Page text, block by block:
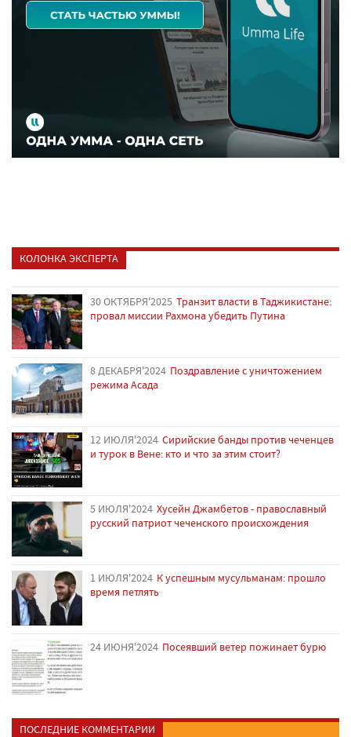
КОЛОНКА ЭКСПЕРТА
30 ОКТЯБРЯ'2025 Транзит власти в Таджикистане:
провал миссии Рахмона убедить Путина
8 ДЕКАБРЯ'2024 Поздравление с уничтожением
режима Асада
12 ИЮЛЯ'2024 Сирийские банды против чеченцев
и турок в Вене: кто и что за этим стоит?
5 ИЮЛЯ'2024 Хусейн Джамбетов - православный
русский патриот чеченского происхождения
1 ИЮЛЯ'2024 К успешным мусульманам: прошло
время петлять
24 ИЮНЯ'2024 Посеявший ветер пожинает бурю
ПОСЛЕДНИЕ КОММЕНТАРИИ